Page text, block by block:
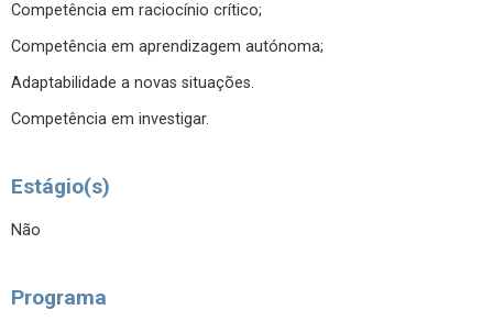
Competência em raciocínio crítico;
Competência em aprendizagem autónoma;
Adaptabilidade a novas situações.
Competência em investigar.
Estágio(s)
Não
Programa